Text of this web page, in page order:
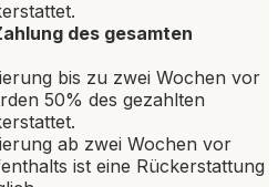
des gesamten
bis zu zwei Wochen vor
50% des gezahlten
ab zwei Wochen vor
ist eine Rückerstattung